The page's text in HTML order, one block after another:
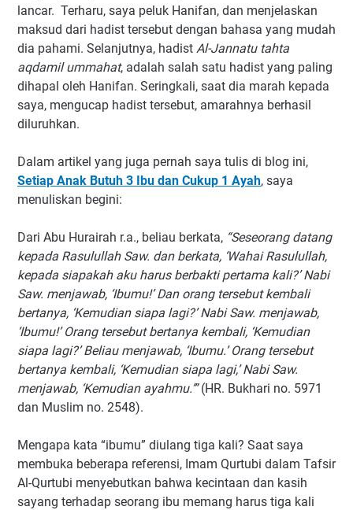
lancar. Terharu, saya peluk Hanifan, dan menjelaskan
maksud dari hadist tersebut dengan bahasa yang mudah
dia pahami. Selanjutnya, hadist Al-Jannatu tahta
aqdamil ummahat, adalah salah satu hadist yang paling
dihapal oleh Hanifan. Seringkali, saat dia marah kepada
saya, mengucap hadist tersebut, amarahnya berhasil
diluruhkan.
Dalam artikel yang juga pernah saya tulis di blog ini,
Setiap Anak Butuh 3 Ibu dan Cukup 1 Ayah, saya
menuliskan begini:
Dari Abu Hurairah r.a., beliau berkata, “Seseorang datang
kepada Rasulullah Saw. dan berkata, ‘Wahai Rasulullah,
kepada siapakah aku harus berbakti pertama kali?’ Nabi
Saw. menjawab, ‘Ibumu!’ Dan orang tersebut kembali
bertanya, ‘Kemudian siapa lagi?’ Nabi Saw. menjawab,
‘Ibumu!’ Orang tersebut bertanya kembali, ‘Kemudian
siapa lagi?’ Beliau menjawab, ‘Ibumu.’ Orang tersebut
bertanya kembali, ‘Kemudian siapa lagi,’ Nabi Saw.
menjawab, ‘Kemudian ayahmu.’”(HR. Bukhari no. 5971
dan Muslim no. 2548).
Mengapa kata “ibumu” diulang tiga kali? Saat saya
membuka beberapa referensi, Imam Qurtubi dalam Tafsir
Al-Qurtubi menyebutkan bahwa kecintaan dan kasih
sayang terhadap seorang ibu memang harus tiga kali